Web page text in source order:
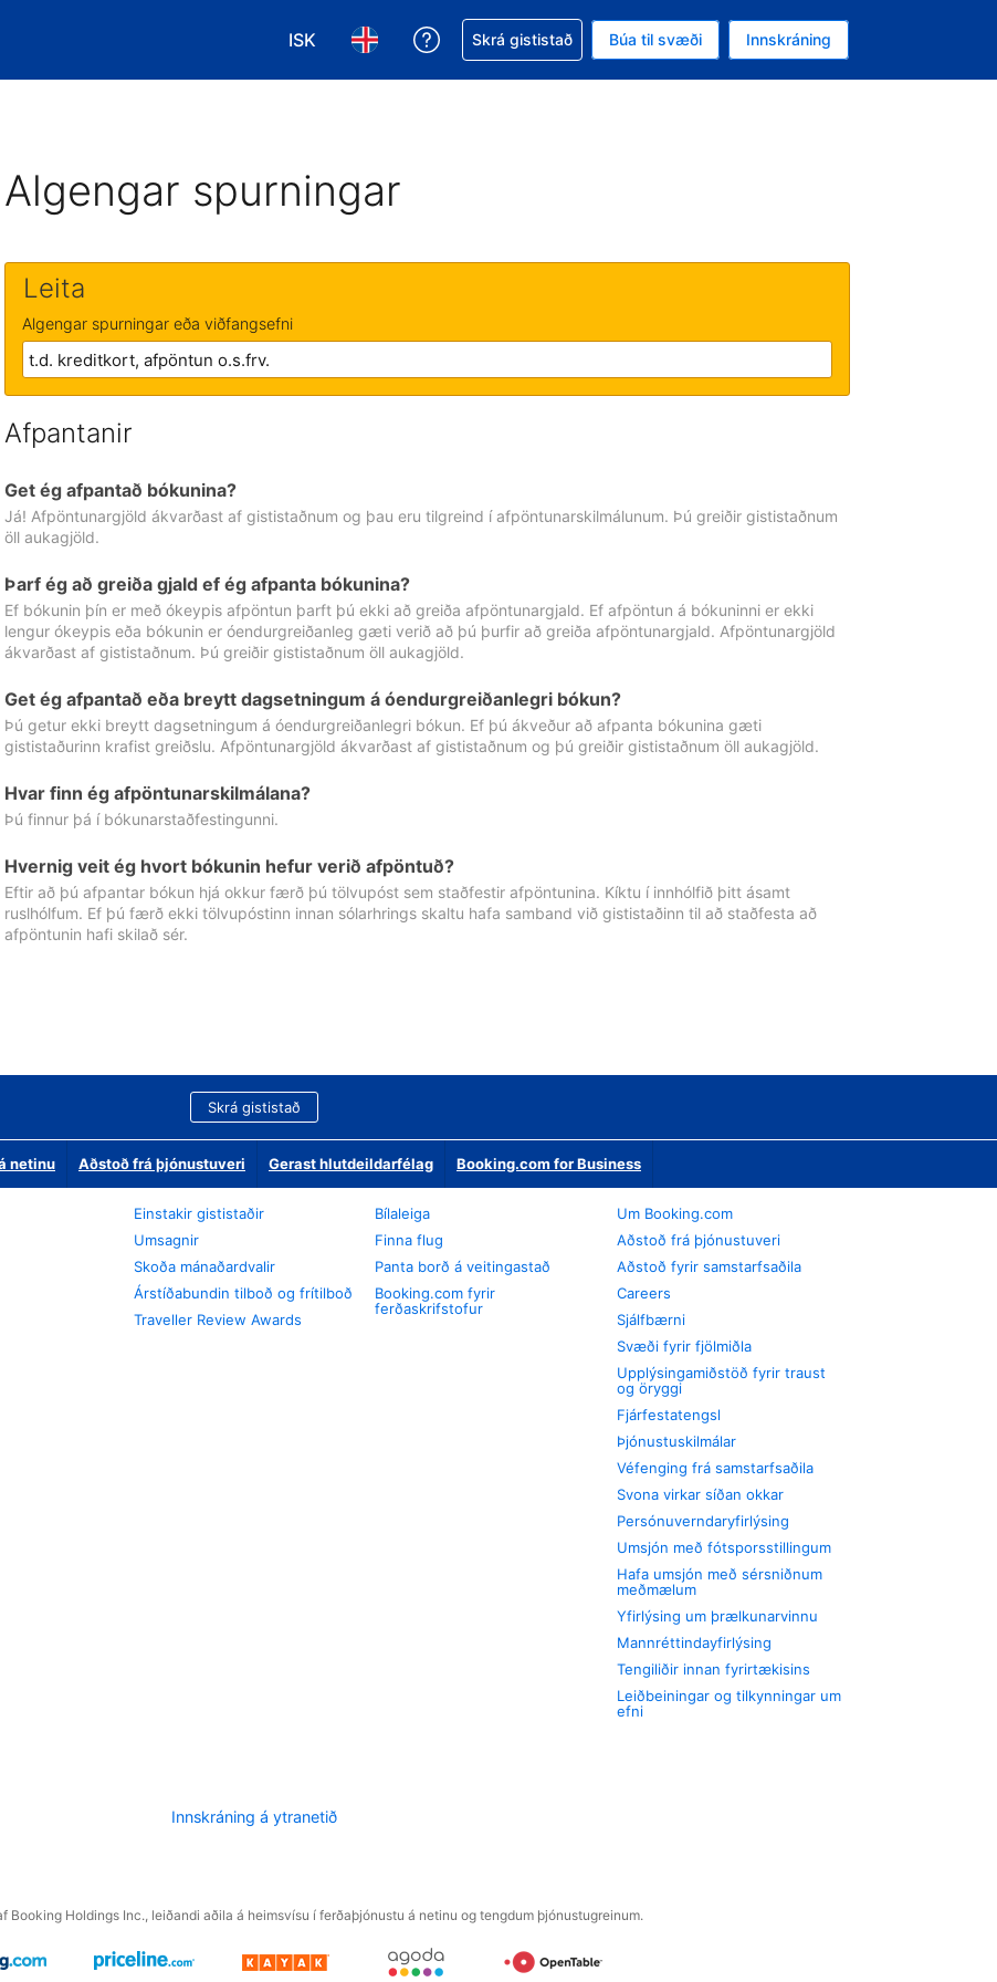
ISK
Veldu gjaldmiðil. Í augnablikinu er gjaldmiðillinn Íslensk króna
Veldu þitt tungumál. Í augnablikinu er tungumál þitt Íslensku
Fá aðstoð við bókunina
Skrá gististað Búa til svæði Innskráning
Algengar spurningar
Leita
Algengar spurningar eða viðfangsefni
Afpantanir
Get ég afpantað bókunina?
Já! Afpöntunargjöld ákvarðast af gististaðnum og þau eru tilgreind í afpöntunarskilmálunum. Þú greiðir gististaðnum
öll aukagjöld.
Þarf ég að greiða gjald ef ég afpanta bókunina?
Ef bókunin þín er með ókeypis afpöntun þarft þú ekki að greiða afpöntunargjald. Ef afpöntun á bókuninni er ekki
lengur ókeypis eða bókunin er óendurgreiðanleg gæti verið að þú þurfir að greiða afpöntunargjald. Afpöntunargjöld
ákvarðast af gististaðnum. Þú greiðir gististaðnum öll aukagjöld.
Get ég afpantað eða breytt dagsetningum á óendurgreiðanlegri bókun?
Þú getur ekki breytt dagsetningum á óendurgreiðanlegri bókun. Ef þú ákveður að afpanta bókunina gæti
gististaðurinn krafist greiðslu. Afpöntunargjöld ákvarðast af gististaðnum og þú greiðir gististaðnum öll aukagjöld.
Hvar finn ég afpöntunarskilmálana?
Þú finnur þá í bókunarstaðfestingunni.
Hvernig veit ég hvort bókunin hefur verið afpöntuð?
Eftir að þú afpantar bókun hjá okkur færð þú tölvupóst sem staðfestir afpöntunina. Kíktu í innhólfið þitt ásamt
ruslhólfum. Ef þú færð ekki tölvupóstinn innan sólarhrings skaltu hafa samband við gististaðinn til að staðfesta að
afpöntunin hafi skilað sér.
Skrá gististað
netinu Aðstoð frá þjónustuveri Gerast hlutdeildarfélag Booking.com for Business
Einstakir gististaðir
Umsagnir
Skoða mánaðardvalir
Árstíðabundin tilboð og frítilboð
Traveller Review Awards
Bílaleiga
Finna flug
Panta borð á veitingastað
Booking.com fyrir
ferðaskrifstofur
Um Booking.com
Aðstoð frá þjónustuveri
Aðstoð fyrir samstarfsaðila
Careers
Sjálfbærni
Svæði fyrir fjölmiðla
Upplýsingamiðstöð fyrir traust
og öryggi
Fjárfestatengsl
Þjónustuskilmálar
Véfenging frá samstarfsaðila
Svona virkar síðan okkar
Persónuverndaryfirlýsing
Umsjón með fótsporsstillingum
Hafa umsjón með sérsniðnum
meðmælum
Yfirlýsing um þrælkunarvinnu
Mannréttindayfirlýsing
Tengiliðir innan fyrirtækisins
Leiðbeiningar og tilkynningar um
efni
Innskráning á ytranetið
Booking Holdings Inc., leiðandi aðila á heimsvísu í ferðaþjónustu á netinu og tengdum þjónustugreinum.